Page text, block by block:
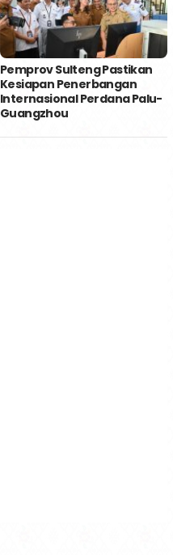
Pemprov Sulteng Pastikan
Kesiapan Penerbangan
Internasional Perdana Palu-
Guangzhou